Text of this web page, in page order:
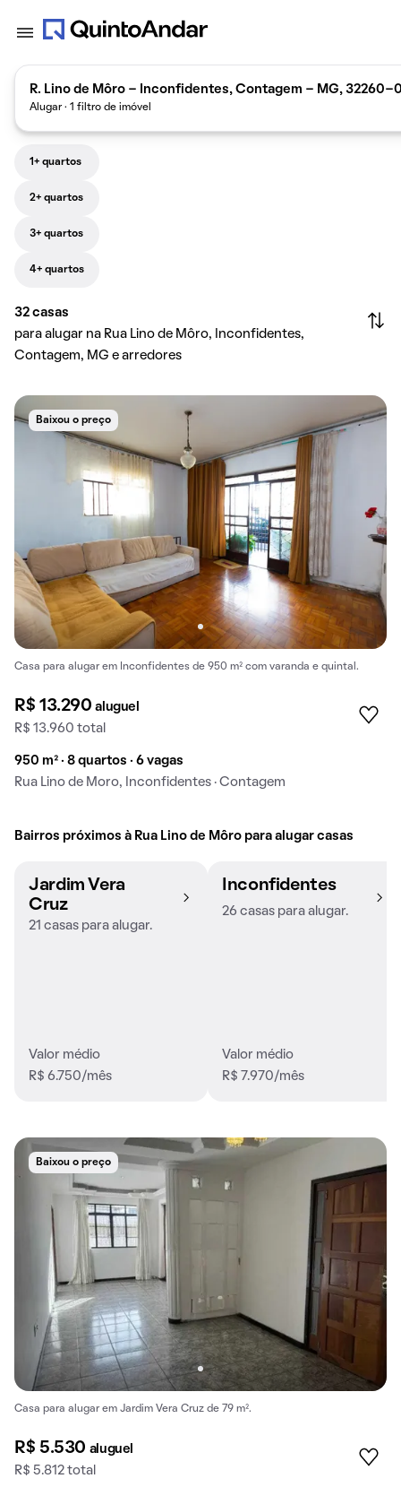
R. Lino de Môro - Inconfidentes, Contagem - MG, 32260-
Alugar · 1 filtro de imóvel
1+ quartos
2+ quartos
3+ quartos
4+ quartos
32 casas
para alugar na Rua Lino de Môro, Inconfidentes,
Contagem, MG e arredores
Baixou o preço
Casa para alugar em Inconfidentes de 950 m² com varanda e quintal.
R$ 13.290aluguel
R$ 13.960 total
950 m² · 8 quartos · 6 vagas
Rua Lino de Moro, Inconfidentes · Contagem
Bairros próximos à Rua Lino de Môro para alugar casas
Jardim Vera
Cruz
21 casas para alugar.
Valor médio
R$ 6.750/mês
Inconfidentes
26 casas para alugar.
Valor médio
R$ 7.970/mês
Baixou o preço
Casa para alugar em Jardim Vera Cruz de 79 m².
R$ 5.530 aluguel
R$ 5.812 total